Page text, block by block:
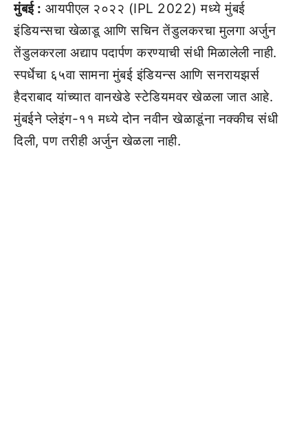
मुंबई : आयपीएल २०२२ (IPL 2022) मध्ये मुंबई
इंडियन्सचा खेळाडू आणि सचिन तेंडुलकरचा मुलगा अर्जुन
तेंडुलकरला अद्याप पदार्पण करण्याची संधी मिळालेली नाही.
स्पर्धेचा ६५वा सामना मुंबई इंडियन्स आणि सनरायझर्स
हैदराबाद यांच्यात वानखेडे स्टेडियमवर खेळला जात आहे.
मुंबईने प्लेइंग-११ मध्ये दोन नवीन खेळाडूंना नक्कीच संधी
दिली, पण तरीही अर्जुन खेळला नाही.